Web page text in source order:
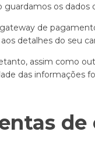
guardamos os
de
detalhes do seu
assim como
das informações
de